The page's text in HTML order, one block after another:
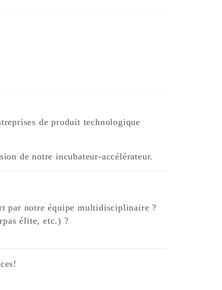
de produit technologique
de notre incubateur-accélérateur.
par notre équipe multidisciplinaire ?
élite, etc.) ?